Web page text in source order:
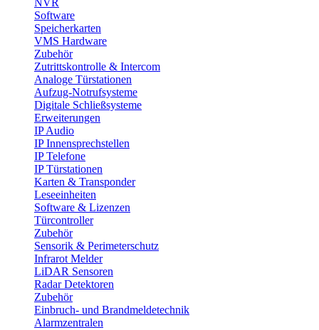
Software
Speicherkarten
VMS Hardware
Zubehör
Zutrittskontrolle & Intercom
Analoge Türstationen
Aufzug-Notrufsysteme
Digitale Schließsysteme
Erweiterungen
IP Audio
IP Innensprechstellen
IP Telefone
IP Türstationen
Karten & Transponder
Leseeinheiten
Software & Lizenzen
Türcontroller
Zubehör
Sensorik & Perimeterschutz
Infrarot Melder
LiDAR Sensoren
Radar Detektoren
Zubehör
Einbruch- und Brandmeldetechnik
Alarmzentralen